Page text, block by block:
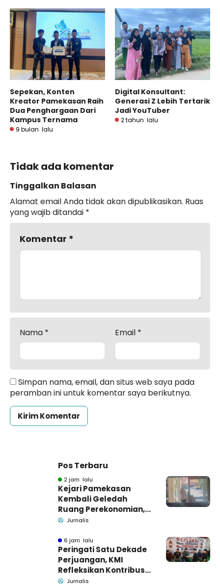
Sepekan, Konten
Kreator Pamekasan Raih
Dua Penghargaan Dari
Kampus Ternama
9 bulan lalu
Digital Konsultant:
Generasi Z Lebih Tertarik
Jadi YouTuber
2 tahun lalu
Tidak ada komentar
Tinggalkan Balasan
Alamat email Anda tidak akan dipublikasikan. Ruas
yang wajib ditandai *
Komentar *
Nama * Email *
Simpan nama, email, dan situs web saya pada
peramban ini untuk komentar saya berikutnya.
Pos Terbaru
2 jam lalu
Kejari Pamekasan
Kembali Geledah
Ruang Perekonomian,
Pidsus: Tunggu Saja!
Jurnalis
6 jam lalu
Peringati Satu Dekade
Perjuangan, KMI
Refleksikan Kontribusi
untuk Masyarakat
Jurnalis